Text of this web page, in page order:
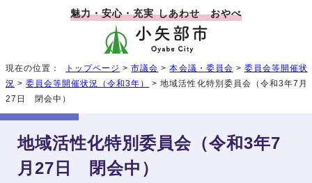
魅力・安心・充実 しあわせ おやべ
現在の位置： トップページ >市議会 >本会議・委員会 > 委員会等開催状
況 >委員会等開催状況（令和3年）
> 地域活性化特別委員会（令和3年7月
27日 閉会中）
地域活性化特別委員会（令和3年7
月27日 閉会中）